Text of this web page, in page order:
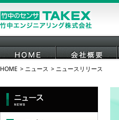
HOME 会社概要
HOME ニュース ニュースリリース